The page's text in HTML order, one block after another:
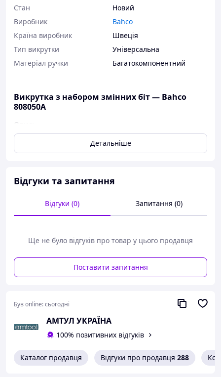
Стан
Новий
Виробник
Bahco
Країна виробник
Швеція
Тип викрутки
Універсальна
Матеріал ручки
Багатокомпонентний
Викрутка з набором змінних біт — Bahco
808050A
Опис:
Текстурована трикомпонентна ручка
забезпечує чудовий крутний момент під час
гвинт, контролюючи рух пальцями
для зберігання 6 біт (PH 1, PH 2, PZ 1, PZ 2, прямий
шліц 4,5 та 5,5)
Магнітний тримач для біт
Технічні характеристики:
Вага: 150 г.
Bahco, Швеция
Детальніше
Відгуки та запитання
Відгуки (0) Запитання (0)
Ще не було відгуків про товар у цього продавця
Поставити запитання
Був online:сьогодні
АМТУЛ УКРАЇНА
100% позитивних відгуків
Каталог продавця Відгуки про продавця 288